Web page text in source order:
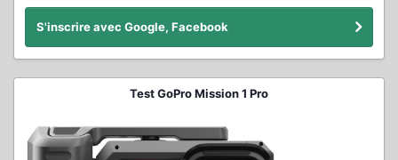
S'inscrire avec Google, Facebook
Test GoPro Mission 1 Pro